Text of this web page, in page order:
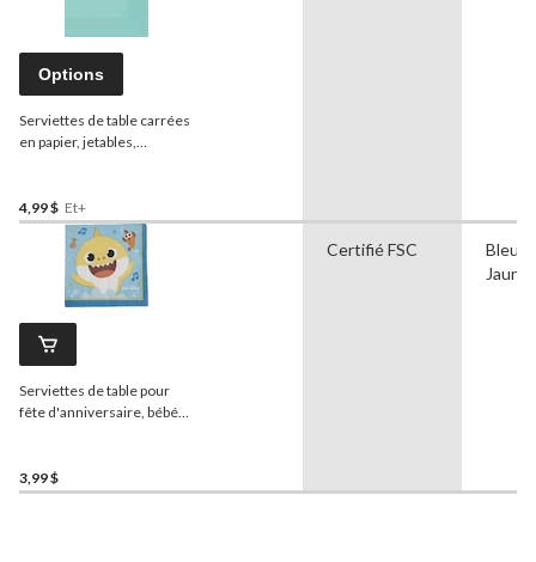
Options
Serviettes de table carrées
en papier, jetables,
Noël, l'Action de grâce, le
jour de l'An et les fêtes
d'anniversaires
4,99 $ Et+
Serviettes de table pour
fête d'anniversaire, bébé
3,99 $
Certifié FSC
Bleu,
Jaune